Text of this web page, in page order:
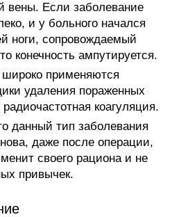
вены. Если заболевание
и у больного начался
ноги, сопровождаемый
конечность ампутируется.
применяются
удаления пораженных
коагуляция.
данный тип заболевания
даже после операции,
своего рациона и не
привычек.